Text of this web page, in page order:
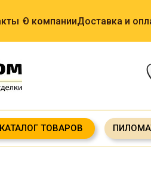
О компанииДоставка и
КАТАЛОГ ТОВАРОВ